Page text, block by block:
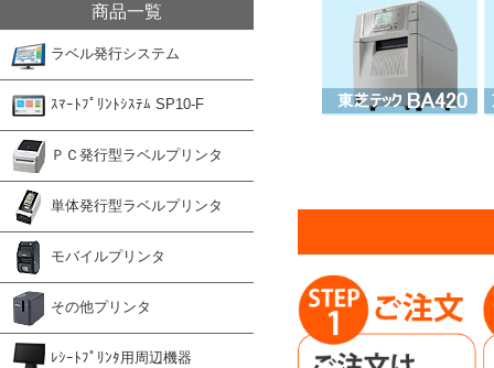
商品一覧
ラベル発行システム
ｽﾏｰﾄﾌﾟﾘﾝﾄｼｽﾃﾑ SP10-F
ＰＣ発行型ラベルプリンタ
単体発行型ラベルプリンタ
モバイルプリンタ
その他プリンタ
ﾚｼｰﾄﾌﾟﾘﾝﾀ用周辺機器